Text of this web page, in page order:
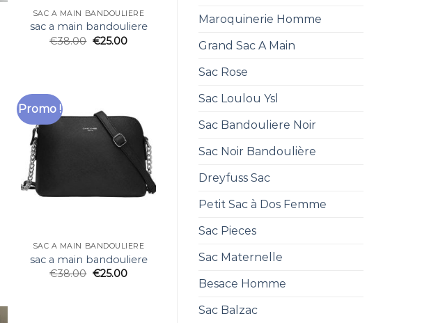
Maroquinerie Homme
Grand Sac A Main
Sac Rose
Sac Loulou Ysl
Sac Bandouliere Noir
Sac Noir Bandoulière
Dreyfuss Sac
Petit Sac à Dos Femme
Sac Pieces
Sac Maternelle
Besace Homme
Sac Balzac
SAC A MAIN BANDOULIERE
sac a main bandouliere
€38.00 €25.00
Promo !
SAC A MAIN BANDOULIERE
sac a main bandouliere
€38.00 €25.00